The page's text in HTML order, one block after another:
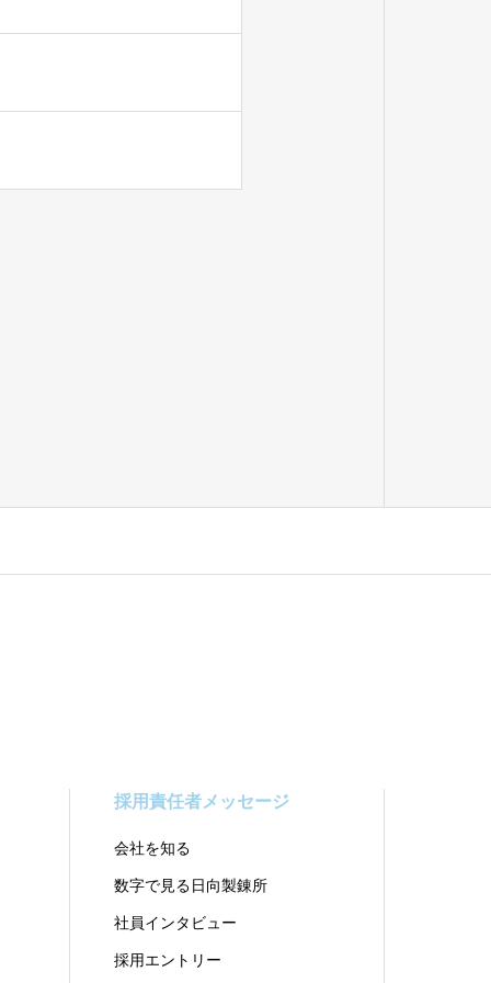
採用責任者メッセージ
会社を知る
数字で見る日向製錬所
社員インタビュー
採用エントリー